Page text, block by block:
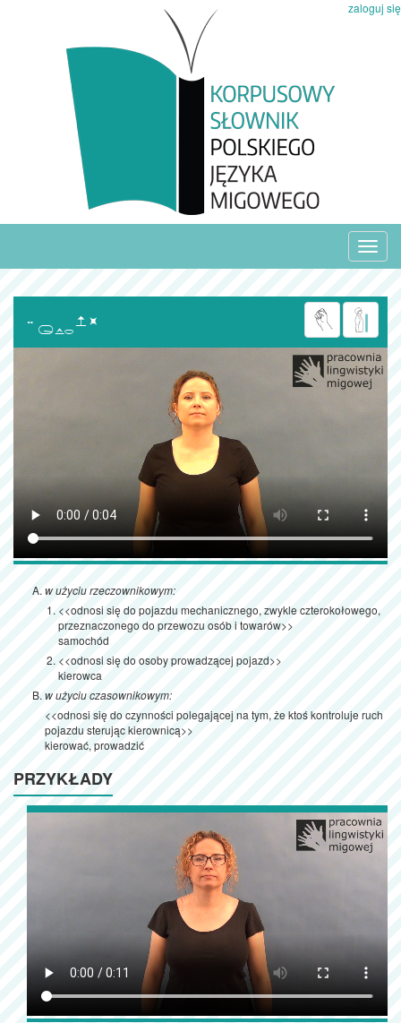
zaloguj się

w użyciu rzeczownikowym:
<<odnosi się do pojazdu mechanicznego, zwykle czterokołowego,
przeznaczonego do przewozu osób i towarów>>
samochód
<<odnosi się do osoby prowadzącej pojazd>>
kierowca
w użyciu czasownikowym:
<<odnosi się do czynności polegającej na tym, że ktoś kontroluje ruch
pojazdu sterując kierownicą>>
kierować, prowadzić
PRZYKŁADY